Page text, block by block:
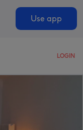
Use app
LOGIN